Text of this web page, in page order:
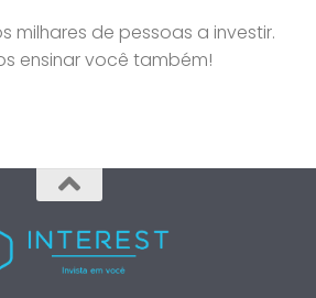
milhares de pessoas a investir.
ensinar você também!